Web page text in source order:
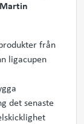
från
ligacupen
det senaste